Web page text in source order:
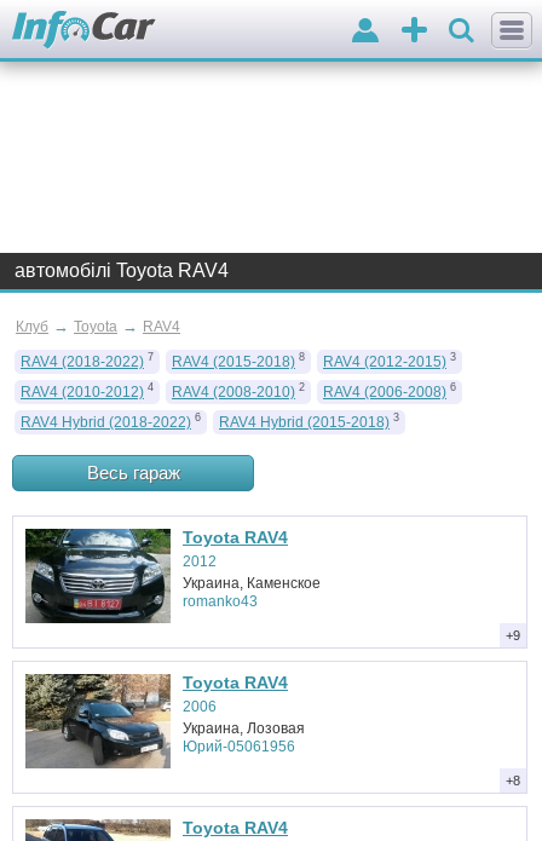
Додати
оголошення
Вхід
автомобілі Toyota RAV4
Клуб → Toyota → RAV4
RAV4 (2018-2022) 7 RAV4 (2015-2018) 8 RAV4 (2012-2015) 3
RAV4 (2010-2012) 4 RAV4 (2008-2010) 2 RAV4 (2006-2008) 6
RAV4 Hybrid (2018-2022) 6 RAV4 Hybrid (2015-2018) 3
Весь гараж
+9
Toyota RAV4
2012
Украина, Каменское
romanko43
+8
Toyota RAV4
2006
Украина, Лозовая
Юрий-05061956
Toyota RAV4